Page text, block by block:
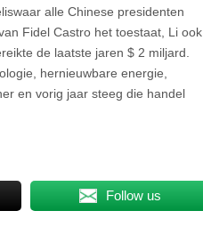
alle Chinese presidenten
Fidel Castro het toestaat, Li ook
de laatste jaren $ 2 miljard.
hernieuwbare energie,
en vorig jaar steeg die handel
Follow us